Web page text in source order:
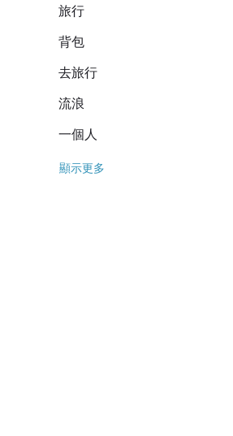
旅行
背包
去旅行
流浪
一個人
顯示更多